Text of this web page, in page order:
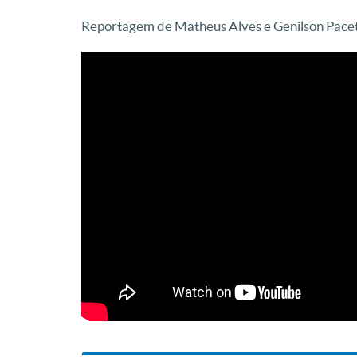
Reportagem de Matheus Alves e Genilson